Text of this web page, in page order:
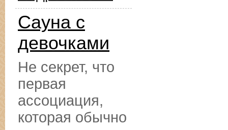
Сауна с
девочками
Не секрет, что
первая
ассоциация,
которая обычно